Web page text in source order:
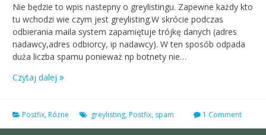
Nie będzie to wpis nastepny o greylistingu. Zapewne każdy kto
tu wchodzi wie czym jest greylisting.W skrócie podczas
odbierania maila system zapamiętuje trójkę danych (adres
nadawcy,adres odbiorcy, ip nadawcy). W ten sposób odpada
duża liczba spamu ponieważ np botnety nie…
Czytaj dalej
Postfix, Różne greylisting, Postfix, spam 1 Comment